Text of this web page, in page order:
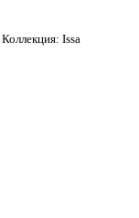
Issa